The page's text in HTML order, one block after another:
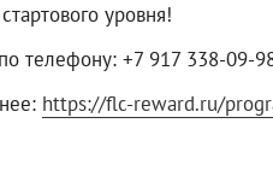
уровня!
телефону: +7 917 338-09-
https://flc-reward.ru/